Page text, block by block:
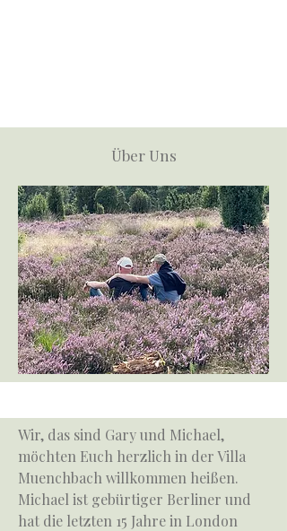
Über Uns
Wir, das sind Gary und Michael,
möchten Euch herzlich in der Villa
Muenchbach willkommen heißen.
Michael ist gebürtiger Berliner und
hat die letzten 15 Jahre in London